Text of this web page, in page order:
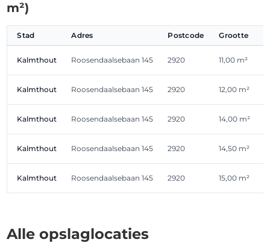
m²)
Stad Adres Postcode Grootte
Kalmthout Roosendaalsebaan 145 2920 11,00 m²
Kalmthout Roosendaalsebaan 145 2920 12,00 m²
Kalmthout Roosendaalsebaan 145 2920 14,00 m²
Kalmthout Roosendaalsebaan 145 2920 14,50 m²
Kalmthout Roosendaalsebaan 145 2920 15,00 m²
Alle opslaglocaties